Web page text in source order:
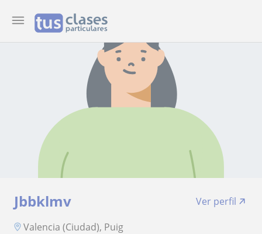
Jbbklmv
Ver perfil
Valencia (Ciudad), Puig